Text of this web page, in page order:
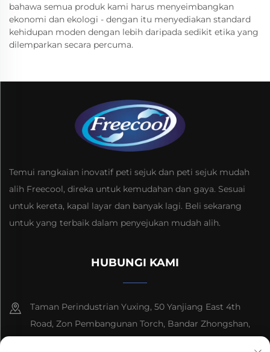
bahawa semua produk kami harus menyeimbangkan
ekonomi dan ekologi - dengan itu menyediakan standard
kehidupan moden dengan lebih daripada sedikit etika yang
dilemparkan secara percuma.
Temui rangkaian inovatif peti sejuk dan peti sejuk mudah
alih Freecool, direka untuk kemudahan dan gaya. Sesuai
untuk kereta, kapal layar dan banyak lagi. Beli sekarang
untuk yang terbaik dalam penyejukan mudah alih.
HUBUNGI KAMI
Taman Perindustrian Yuxing, 50 Yanjiang East 4th
Road, Zon Pembangunan Torch, Bandar Zhongshan,